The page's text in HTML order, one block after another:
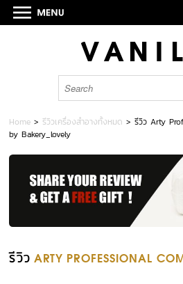
Home >รีวิวเครื่องสำอางทั้งหมด >รีวิว Arty
by Bakery_lovely
รีวิว ARTY PROFESSIONAL